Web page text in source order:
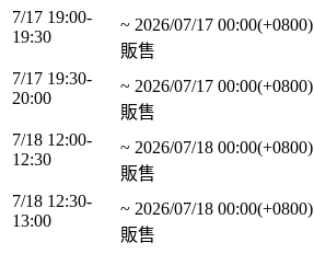
7/17 19:00-
19:30
~ 2026/07/17 00:00(+0800)
販售
7/17 19:30-
20:00
~ 2026/07/17 00:00(+0800)
販售
7/18 12:00-
12:30
~ 2026/07/18 00:00(+0800)
販售
7/18 12:30-
13:00
~ 2026/07/18 00:00(+0800)
販售